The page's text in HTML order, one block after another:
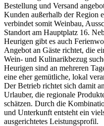
Bestellung und Versand
Kunden außerhalb der Region
verbindet somit Weinbau,
Standort am Hauptplatz 16.
Heurigen gibt es auch
Angebot an Gäste richtet, die
Wein- und Kulinarikbezug
Heurigen sind an mehreren
eine eher gemütliche, lokal
Der Betrieb richtet sich damit
Urlauber, die regionale
schätzen. Durch die
und Unterkunft entsteht ein
ausgerichtetes Leistungsprofil.